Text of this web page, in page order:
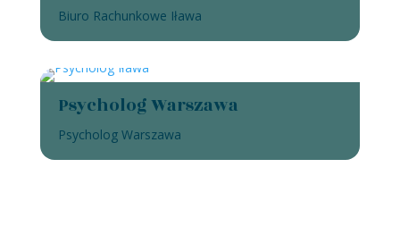
Biuro Rachunkowe Iława
Psycholog Warszawa
Psycholog Warszawa